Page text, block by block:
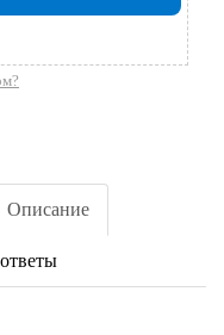
Описание